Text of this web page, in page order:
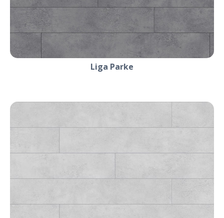
Liga Parke